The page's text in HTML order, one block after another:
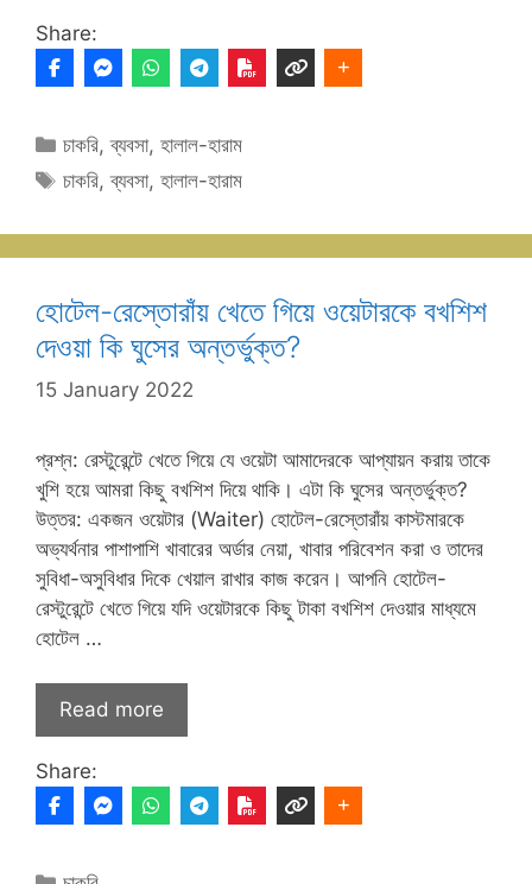
Share:
Categories
চাকরি,ব্যবসা,হালাল-হারাম
Tags
চাকরি,ব্যবসা,হালাল-হারাম
হোটেল-রেস্তোরাঁয় খেতে গিয়ে ওয়েটারকে বখশিশ
দেওয়া কি ঘুসের অন্তর্ভুক্ত?
15 January 2022
প্রশ্ন: রেস্টুরেন্টে খেতে গিয়ে যে ওয়েটা আমাদেরকে আপ্যায়ন করায় তাকে
খুশি হয়ে আমরা কিছু বখশিশ দিয়ে থাকি। এটা কি ঘুসের অন্তর্ভুক্ত?
উত্তর: একজন ওয়েটার (Waiter) হোটেল-রেস্তোরাঁয় কাস্টমারকে
অভ্যর্থনার পাশাপাশি খাবারের অর্ডার নেয়া, খাবার পরিবেশন করা ও তাদের
সুবিধা-অসুবিধার দিকে খেয়াল রাখার কাজ করেন। আপনি হোটেল-
রেস্টুরেন্টে খেতে গিয়ে যদি ওয়েটারকে কিছু টাকা বখশিশ দেওয়ার মাধ্যমে
হোটেল …
Read more
Share:
Categories